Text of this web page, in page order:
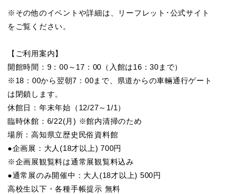
※その他のイベントや詳細は、リーフレット･公式サイト
をご覧ください。
【ご利用案内】
開館時間：9：00～17：00（入館は16：30まで）
※18：00から翌朝7：00まで、県道からの車輛通行ゲート
は閉鎖します。
休館日：年末年始（12/27～1/1）
臨時休館：6/22(月) ※館内清掃のため
場所：高知県立歴史民俗資料館
●企画展：大人(18才以上) 700円
※企画展観覧料は通常展観覧料込み
●通常展のみ開催中：大人(18才以上) 500円
高校生以下・各種手帳提示 無料